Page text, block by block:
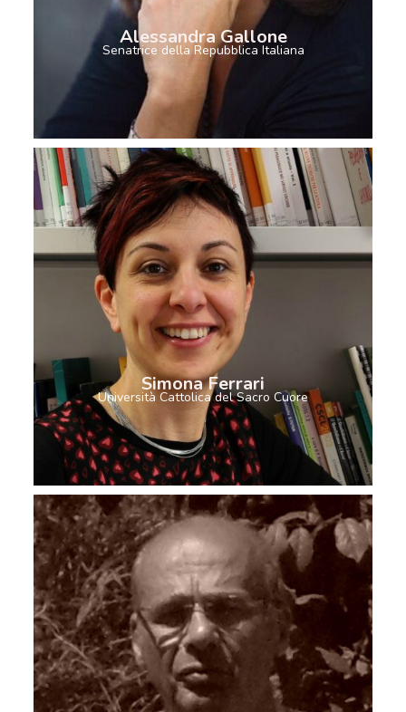
Alessandra Gallone
Senatrice della Repubblica Italiana
Simona Ferrari
Università Cattolica del Sacro Cuore